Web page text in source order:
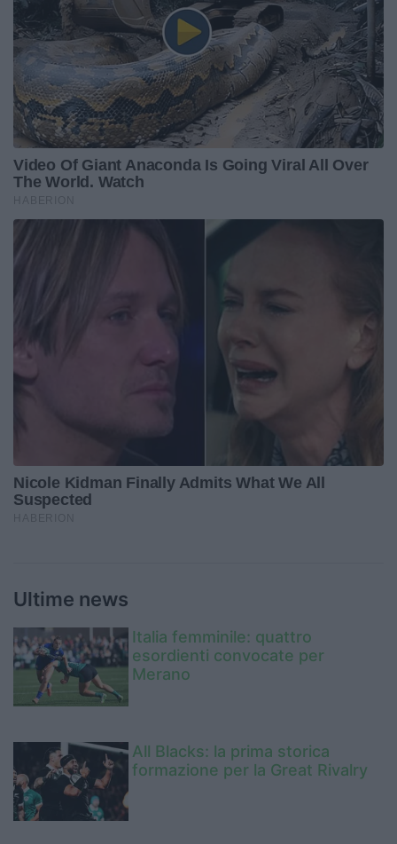
Ultime news
Italia femminile: quattro
esordienti convocate per
Merano
All Blacks: la prima storica
formazione per la Great Rivalry